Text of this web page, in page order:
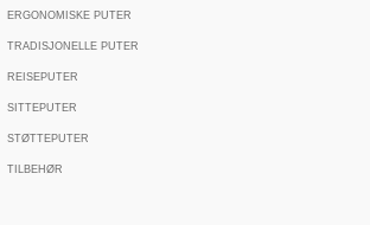
ERGONOMISKE PUTER
TRADISJONELLE PUTER
REISEPUTER
SITTEPUTER
STØTTEPUTER
TILBEHØR